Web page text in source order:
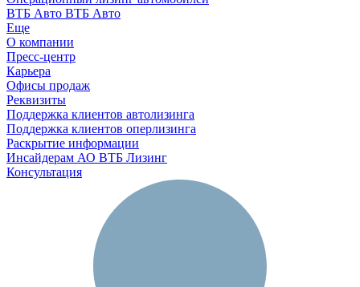
ВТБ Авто ВТБ Авто
Еще
О компании
Пресс-центр
Карьера
Офисы продаж
Реквизиты
Поддержка клиентов автолизинга
Поддержка клиентов оперлизинга
Раскрытие информации
Инсайдерам АО ВТБ Лизинг
Консультация